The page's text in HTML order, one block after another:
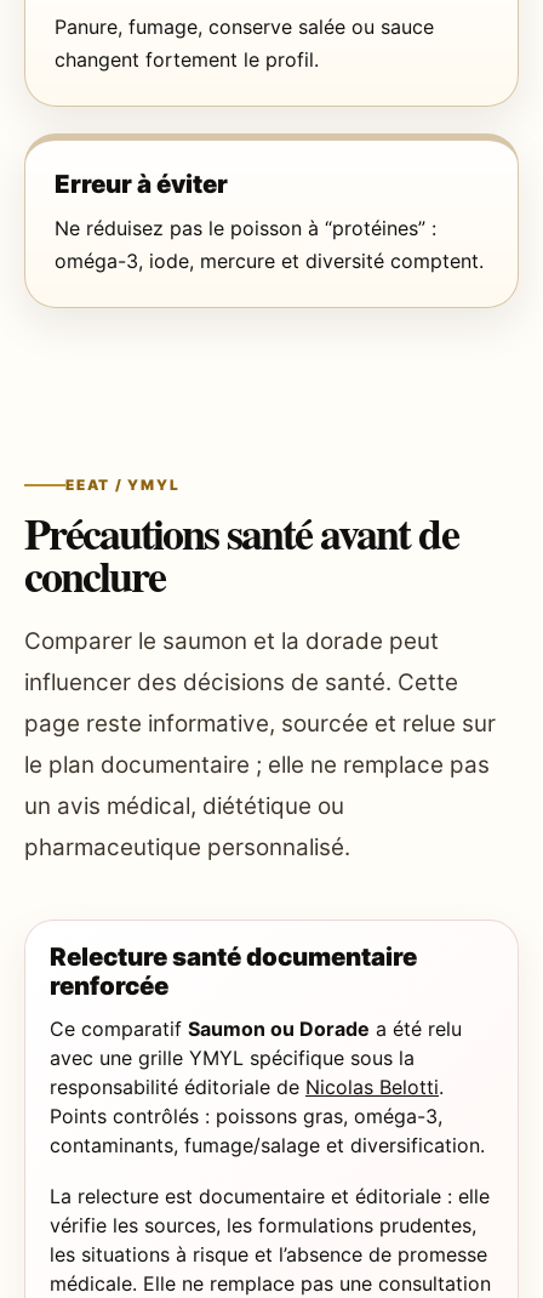
Panure, fumage, conserve salée ou sauce
changent fortement le profil.
Erreur à éviter
Ne réduisez pas le poisson à “protéines” :
oméga-3, iode, mercure et diversité comptent.
EEAT / YMYL
Précautions santé avant de
conclure
Comparer le saumon et la dorade peut
influencer des décisions de santé. Cette
page reste informative, sourcée et relue sur
le plan documentaire ; elle ne remplace pas
un avis médical, diététique ou
pharmaceutique personnalisé.
Relecture santé documentaire
renforcée
Ce comparatif Saumon ou Dorade a été relu
avec une grille YMYL spécifique sous la
responsabilité éditoriale de Nicolas Belotti.
Points contrôlés : poissons gras, oméga-3,
contaminants, fumage/salage et diversification.
La relecture est documentaire et éditoriale : elle
vérifie les sources, les formulations prudentes,
les situations à risque et l’absence de promesse
médicale. Elle ne remplace pas une consultation